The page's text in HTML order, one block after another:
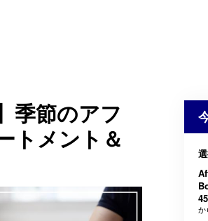
季節のアフ
トメント＆
か